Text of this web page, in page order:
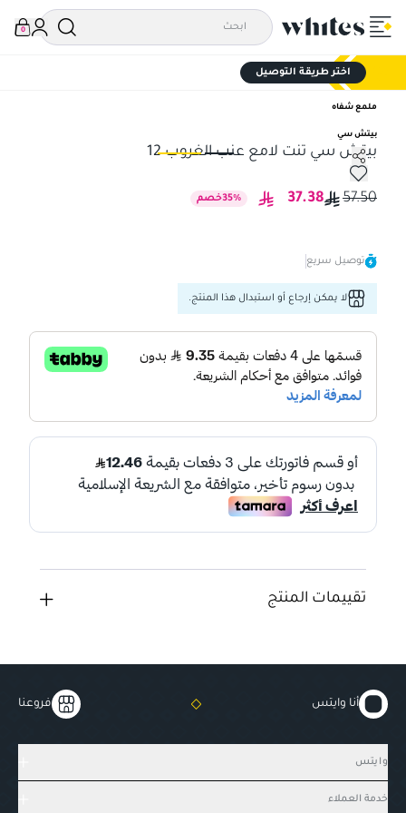
0
اختر طريقة التوصيل
ملمع شفاه
بيتش سي
بيتش سي تنت لامع عنب الغروب 12
بيتش سي تنت لامع عنب الغروب 12
57.50
37.38
35% خصم
توصيل سريع
لا يمكن إرجاع أو استبدال هذا المنتج.
تقييمات المنتج
أنا وايتس فروعنا
وايتس
خدمة العملاء